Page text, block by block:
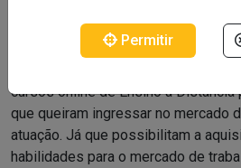
Permitir
O ITI - Instituto Tecnológico
cursos online de Ensino a Distância
que queiram ingressar no mercado
atuação. Já que possibilitam a
habilidades para o mercado de